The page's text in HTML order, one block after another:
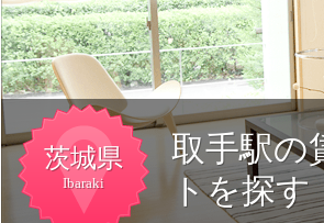
茨城県
Ibaraki
取手駅の
トを探す